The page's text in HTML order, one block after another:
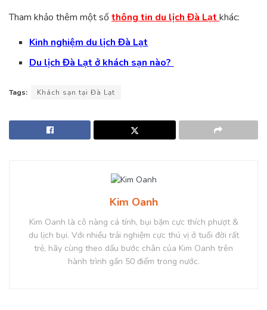
Tham khảo thêm một sốthông tin du lịch Đà Lạt khác:
Kinh nghiệm du lịch Đà Lạt
Du lịch Đà Lạt ở khách sạn nào?
Tags: Khách sạn tại Đà Lạt
Kim Oanh
Kim Oanh là cô nàng cá tính, bụi bặm cực thích phượt &
du lịch bụi. Với nhiều trải nghiệm cực thú vị ở tuổi đời rất
trẻ, hãy cùng theo dấu bước chân của Kim Oanh trên
hành trình gần 50 điểm trong nước.